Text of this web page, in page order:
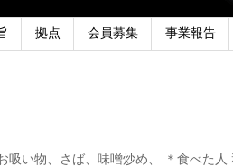
拠点 会員募集 事業報告
吸い物、さば、味噌炒め、 ＊食べた人